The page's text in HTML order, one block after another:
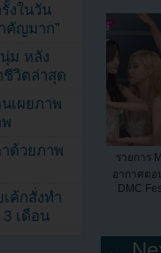
รายการ
อากาศตอ
DMC
งในวัน
คัญมาก”
ม หลัง
วิตล่าสุด
เผยภาพ
ด้วยภาพ
ค้กสั่งทำ
เดือน